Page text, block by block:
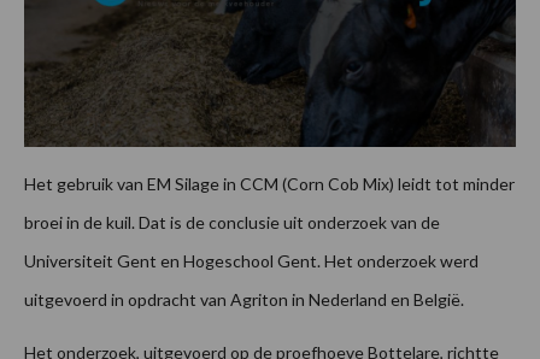
Het gebruik van EM Silage in CCM (Corn Cob Mix) leidt tot minder
broei in de kuil. Dat is de conclusie uit onderzoek van de
Universiteit Gent en Hogeschool Gent. Het onderzoek werd
uitgevoerd in opdracht van Agriton in Nederland en België.
Het onderzoek, uitgevoerd op de proefhoeve Bottelare, richtte